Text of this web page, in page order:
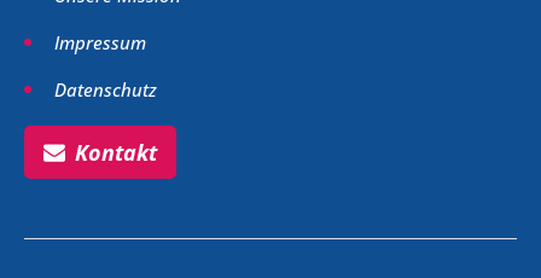
Impressum
Datenschutz
Kontakt